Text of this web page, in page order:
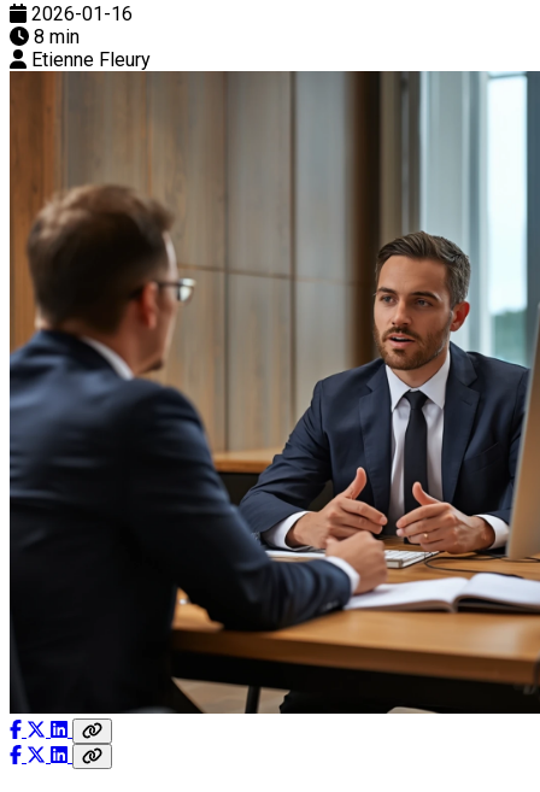
2026-01-16
8 min
Etienne Fleury